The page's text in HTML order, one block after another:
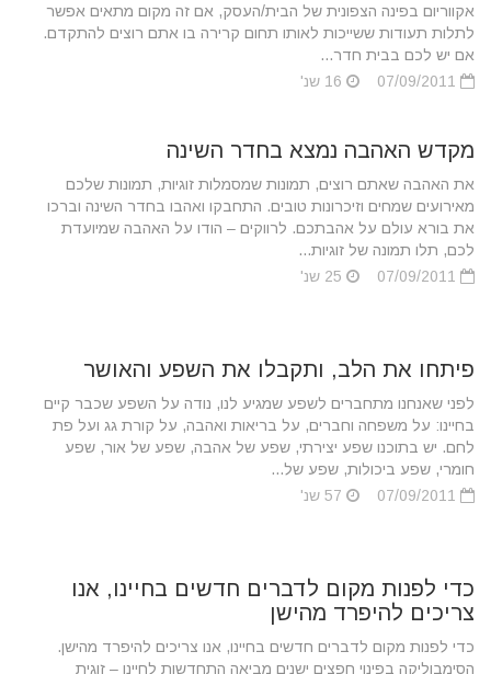
אקווריום בפינה הצפונית של הבית/העסק, אם זה מקום מתאים אפשר
לתלות תעודות ששייכות לאותו תחום קרירה בו אתם רוצים להתקדם.
אם יש לכם בבית חדר...
מקדש האהבה נמצא בחדר השינה
את האהבה שאתם רוצים, תמונות שמסמלות זוגיות, תמונות שלכם
מאירועים שמחים וזיכרונות טובים. התחבקו ואהבו בחדר השינה וברכו
את בורא עולם על אהבתכם. לרווקים – הודו על האהבה שמיועדת
לכם, תלו תמונה של זוגיות...
פיתחו את הלב, ותקבלו את השפע והאושר
לפני שאנחנו מתחברים לשפע שמגיע לנו, נודה על השפע שכבר קיים
בחיינו: על משפחה וחברים, על בריאות ואהבה, על קורת גג ועל פת
לחם. יש בתוכנו שפע יצירתי, שפע של אהבה, שפע של אור, שפע
חומרי, שפע ביכולות, שפע של...
כדי לפנות מקום לדברים חדשים בחיינו, אנו
צריכים להיפרד מהישן
כדי לפנות מקום לדברים חדשים בחיינו, אנו צריכים להיפרד מהישן.
הסימבוליקה בפינוי חפצים ישנים מביאה התחדשות לחיינו – זוגית